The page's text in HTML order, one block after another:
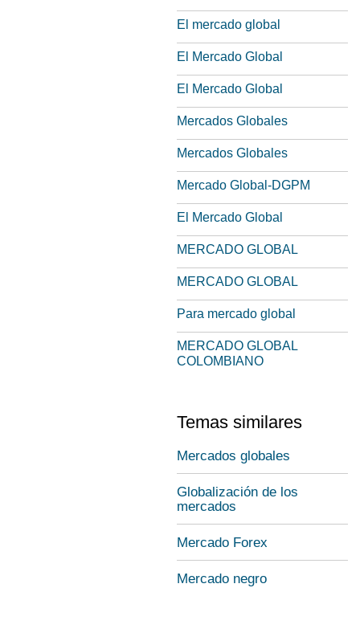
El mercado global
El Mercado Global
El Mercado Global
Mercados Globales
Mercados Globales
Mercado Global-DGPM
El Mercado Global
MERCADO GLOBAL
MERCADO GLOBAL
Para mercado global
MERCADO GLOBAL
COLOMBIANO
Temas similares
Mercados globales
Globalización de los
mercados
Mercado Forex
Mercado negro